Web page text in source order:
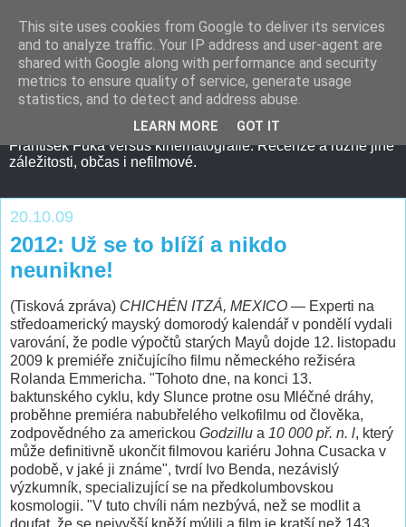
František Fuka versus kinematografie. Recenze a různé jiné
záležitosti, občas i nefilmové.
20.10.09
2012: Už se to blíží a nikdo
neunikne!
(Tisková zpráva) CHICHÉN ITZÁ, MEXICO — Experti na
středoamerický mayský domorodý kalendář v pondělí vydali
varování, že podle výpočtů starých Mayů dojde 12. listopadu
2009 k premiéře zničujícího filmu německého režiséra
Rolanda Emmericha. "Tohoto dne, na konci 13.
baktunského cyklu, kdy Slunce protne osu Mléčné dráhy,
proběhne premiéra nabubřelého velkofilmu od člověka,
zodpovědného za americkou Godzillu a 10 000 př. n. l, který
může definitivně ukončit filmovou kariéru Johna Cusacka v
podobě, v jaké ji známe", tvrdí Ivo Benda, nezávislý
výzkumník, specializující se na předkolumbovskou
kosmologii. "V tuto chvíli nám nezbývá, než se modlit a
doufat, že se nejvyšší kněží mýlili a film je kratší než 143
This site uses cookies from Google to deliver its services
and to analyze traffic. Your IP address and user-agent are
shared with Google along with performance and security
metrics to ensure quality of service, generate usage
statistics, and to detect and address abuse.
LEARN MORE GOT IT